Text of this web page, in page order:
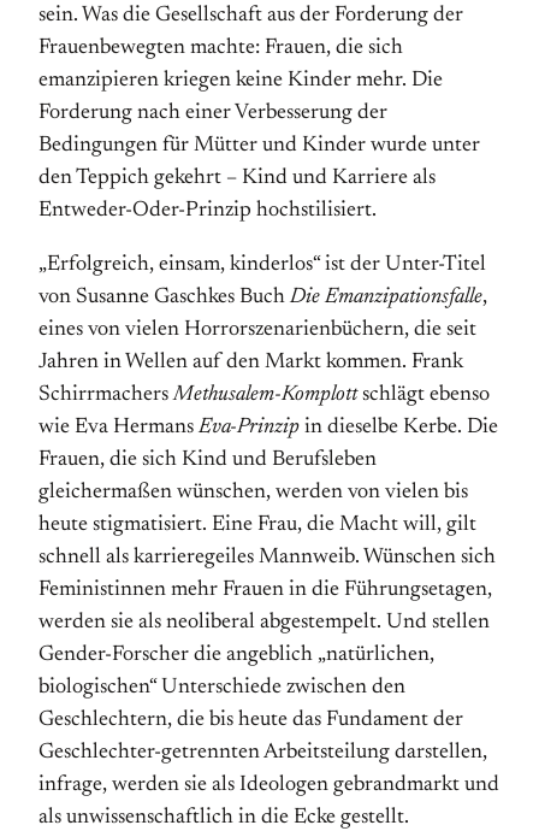
sein. Was die Gesellschaft aus der Forderung der
Frauenbewegten machte: Frauen, die sich
emanzipieren kriegen keine Kinder mehr. Die
Forderung nach einer Verbesserung der
Bedingungen für Mütter und Kinder wurde unter
den Teppich gekehrt – Kind und Karriere als
Entweder-Oder-Prinzip hochstilisiert.
„Erfolgreich, einsam, kinderlos“ ist der Unter-Titel
von Susanne Gaschkes Buch Die Emanzipationsfalle,
eines von vielen Horrorszenarienbüchern, die seit
Jahren in Wellen auf den Markt kommen. Frank
SchirrmachersMethusalem-Komplottschlägt ebenso
wie Eva Hermans Eva-Prinzip in dieselbe Kerbe. Die
Frauen, die sich Kind und Berufsleben
gleichermaßen wünschen, werden von vielen bis
heute stigmatisiert. Eine Frau, die Macht will, gilt
schnell als karrieregeiles Mannweib. Wünschen sich
Feministinnen mehr Frauen in die Führungsetagen,
werden sie als neoliberal abgestempelt. Und stellen
Gender-Forscher die angeblich „natürlichen,
biologischen“ Unterschiede zwischen den
Geschlechtern, die bis heute das Fundament der
Geschlechter-getrennten Arbeitsteilung darstellen,
infrage, werden sie als Ideologen gebrandmarkt und
als unwissenschaftlich in die Ecke gestellt.